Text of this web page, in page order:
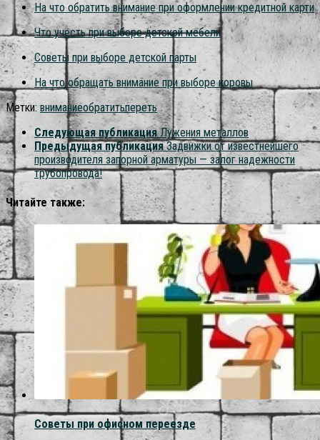
На что обратить внимание при оформлении кредитной карти
Что учесть при выборе детской мебели
Советы при выборе детской парты
На что обращать внимание при выборе коровы
Метки: вниманиеобратитьпереть
Следующая публикация Лужения металлов
Предыдущая публикация Задвижки от известнейшего
производителя запорной арматуры — залог надежности
трубопровода!
Читайте также:
Советы при офисном переезде